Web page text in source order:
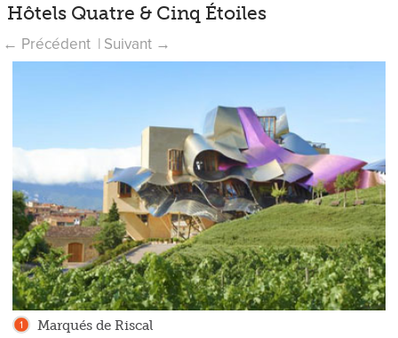
Hôtels Quatre & Cinq Étoiles
Marqués de Riscal